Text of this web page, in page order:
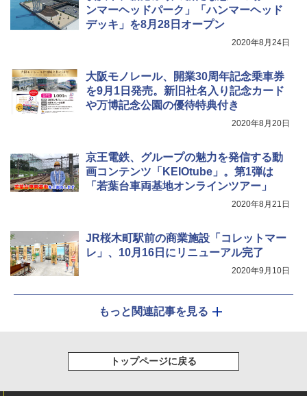
ア/オフィス/教育現場/展示会用 緑
￥1,180
電動エアーポンプ SUP用 20PSI 電動ポンプ
ゴムボート 空気入れ 空気抜き 自動停止 過熱
保護 日光可読lcd 7種類ノズル付き
ンマーヘッドパーク」「ハンマーヘッド
デッキ」を8月28日オープン
2020年8月24日
大阪モノレール、開業30周年記念乗車券
を9月1日発売。新旧社名入り記念カード
や万博記念公園の優待特典付き
2020年8月20日
京王電鉄、グループの魅力を発信する動
画コンテンツ「KEIOtube」。第1弾は
「若葉台車両基地オンラインツアー」
2020年8月21日
JR桜木町駅前の商業施設「コレットマー
レ」、10月16日にリニューアル完了
2020年9月10日
もっと関連記事を見る
トップページに戻る